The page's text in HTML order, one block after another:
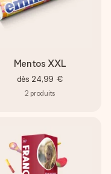
Mentos XXL
dès 24,99 €
2 produits